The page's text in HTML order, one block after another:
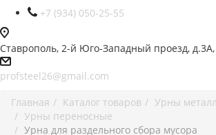
+7 (934) 050-25-55
Ставрополь, 2-й Юго-Западный проезд,
profsteel26@gmail.com
Главная
Каталог товаров
Урны
Урны переносные
Урна для раздельного сбора мусора